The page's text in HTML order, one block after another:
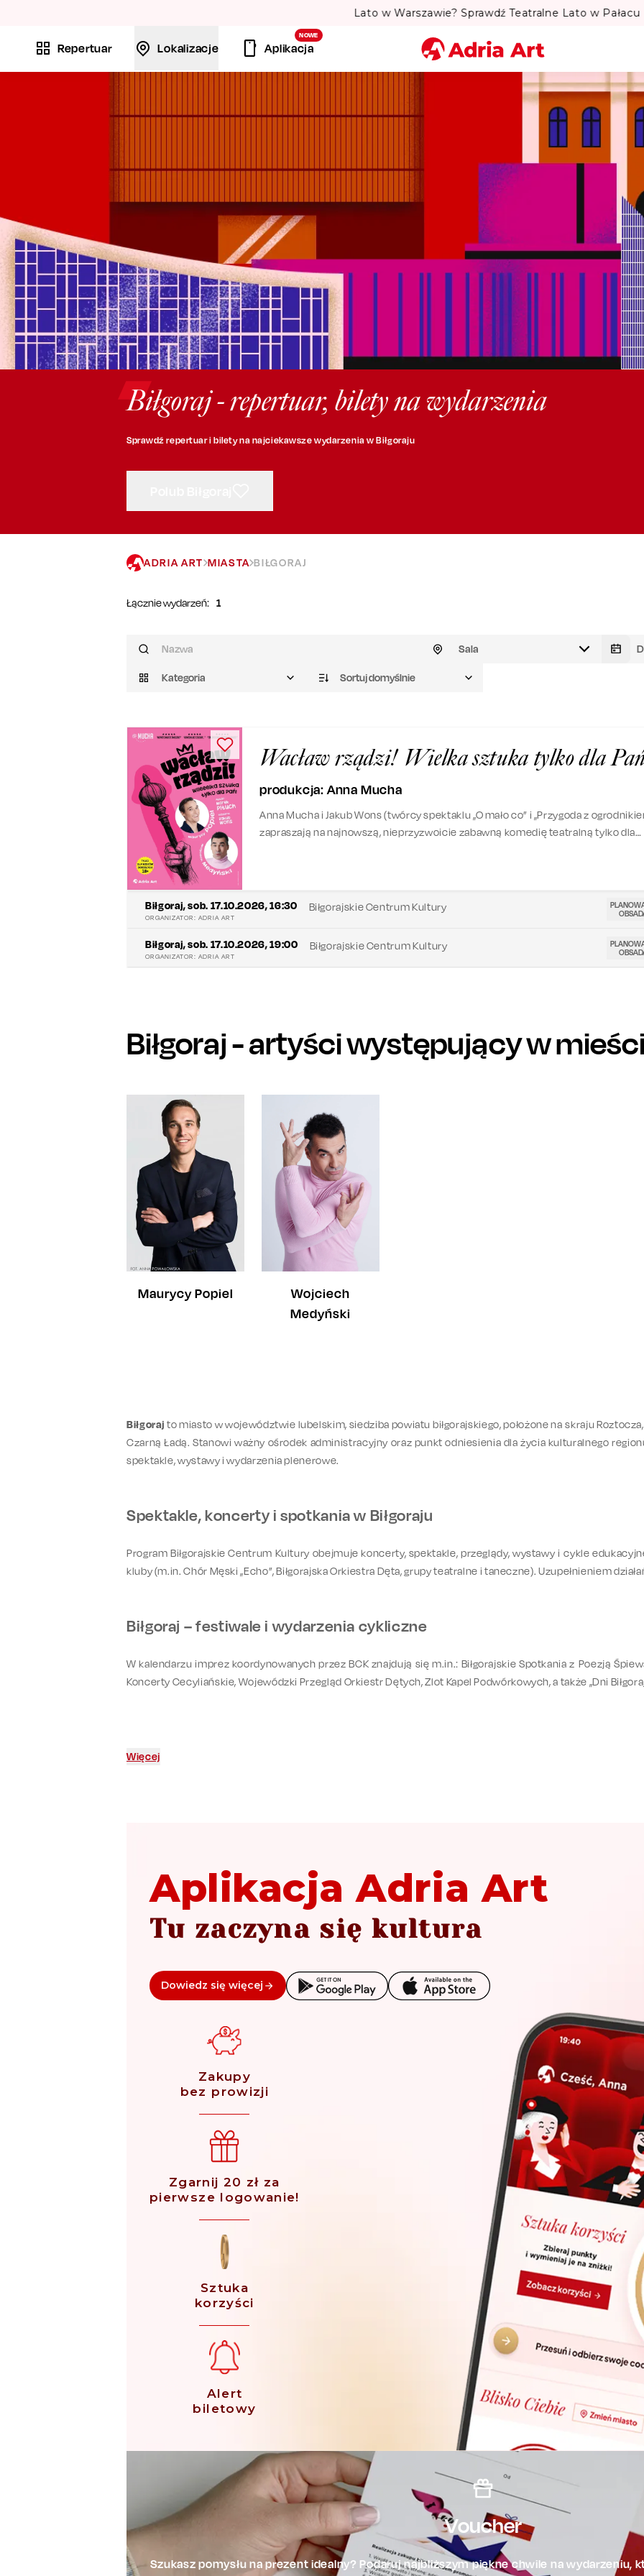
Lato w Warszawie? Sprawdź Teatralne Lato w Pałacu
Repertuar Lokalizacje
NOWE
Aplikacja
Miasto
Szukaj
Biłgoraj - repertuar, bilety na wydarzenia
Sprawdź repertuar i bilety na najciekawsze wydarzenia w Biłgoraju
ADRIA ART MIASTA BIŁGORAJ
Łącznie wydarzeń: 1
Sala
Kategoria Sortuj domyślnie
Wacław rządzi! Wielka sztuka tylko dla
produkcja: Anna Mucha
Anna Mucha i Jakub Wons (twórcy spektaklu „O mało co” i „Przygoda z
zapraszają na najnowszą, nieprzyzwoicie zabawną komedię teatralną tylko dla
Biłgoraj,sob. 17.10.2026, 16:30
ORGANIZATOR: ADRIA ART
Biłgorajskie Centrum Kultury
Biłgoraj,sob. 17.10.2026, 19:00
ORGANIZATOR: ADRIA ART
Biłgorajskie Centrum Kultury
Biłgoraj- artyści występujący w
Maurycy Popiel
Wojciech
Medyński
Biłgoraj to miasto w województwie lubelskim, siedziba powiatu biłgorajskiego, położone na skraju
Czarną Ładą. Stanowi ważny ośrodek administracyjny oraz punkt odniesienia dla życia kulturalnego
spektakle, wystawy i wydarzenia plenerowe.
Spektakle, koncerty i spotkania w Biłgoraju
Program Biłgorajskie Centrum Kultury obejmuje koncerty, spektakle, przeglądy, wystawy i cykle
kluby (m.in. Chór Męski „Echo”, Biłgorajska Orkiestra Dęta, grupy teatralne i taneczne). Uzupełnieniem
Biłgoraj – festiwale i wydarzenia cykliczne
W kalendarzu imprez koordynowanych przez BCK znajdują się m.in.: Biłgorajskie Spotkania z Poezją
Koncerty Cecyliańskie, Wojewódzki Przegląd Orkiestr Dętych, Zlot Kapel Podwórkowych, a także „Dni
Więcej
Aplikacja Adria Art
Tu zaczyna się kultura
Dowiedz się więcej
Zakupy
bez prowizji
Zgarnij 20 zł za
pierwsze logowanie!
Sztuka
korzyści
Alert
biletowy
Voucher
Szukasz pomysłu na prezent idealny? Podaruj najbliższym piękne chwile na wydarzeniu,